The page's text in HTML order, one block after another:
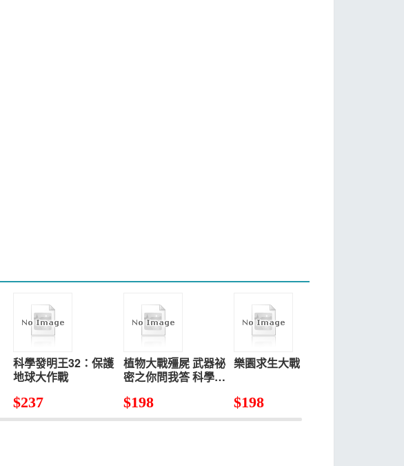
科學發明王32：保護
地球大作戰
$237
植物大戰殭屍 武器祕
密之你問我答 科學漫
$198
樂園求生大戰
$198